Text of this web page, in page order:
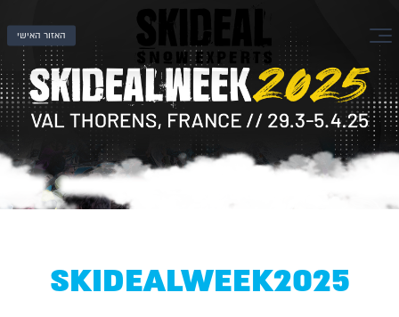
האזור האישי
SKIDEALWEEK2025